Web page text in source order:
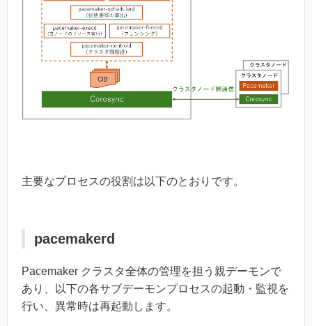
主要なプロセスの役割は以下のとおりです。
pacemakerd
Pacemaker クラスタ全体の管理を担う親デーモンで
あり、以下の各サブデーモンプロセスの起動・監視を
行い、異常時は再起動します。